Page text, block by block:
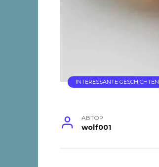
INTERESSANTE GESCHICHTEN
АВТОР
wolf001